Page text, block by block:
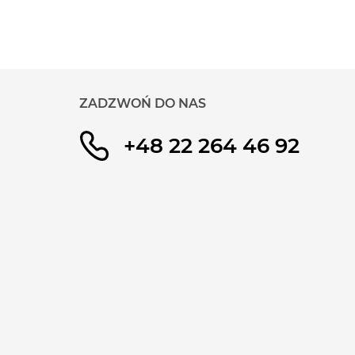
ZADZWOŃ DO NAS
+48 22 264 46 92